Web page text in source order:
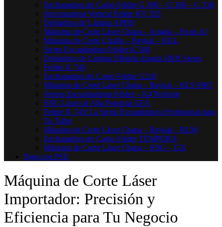
Enchapadora de Canto Felder G 380 – G 360 – G 330
Seccionadora Vertical Felder KV 925
Dobladora de Lámina APHS
Máquina de Corte Láser Chapa – Amada – Ensis AJ
Máquina de Corte Cizalla – Baykal – HGL
Sierra Escuadradora Felder K 500
Dobladora de Lámina Híbrida Amada HRB Series
Felder K 740
Enchapadora de Canto Felder G220
Máquina de Corte Láser Chapa – Baykal – BLS PRO
Sierras Escuadradoras Felder – K4 Perform
HSG Láser de Alta Potencia GFA
Felder K 740: La Sierra Escuadradora Profesional para
Tu Taller
Máquina de Corte Láser Chapa – Baykal – BLM
Enchapadora de Canto Felder TEMPORA
Máquina de Corte Láser Chapa – HSG – GX
Paga con PSE
Máquina de Corte Láser
Importador: Precisión y
Eficiencia para Tu Negocio